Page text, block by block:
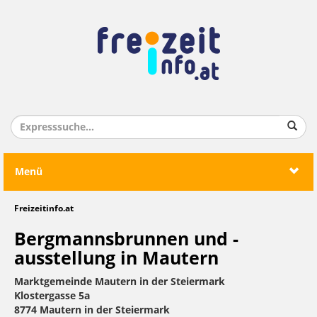
Menü
Freizeitinfo.at
Bergmannsbrunnen und -
ausstellung in Mautern
Marktgemeinde Mautern in der Steiermark
Klostergasse 5a
8774 Mautern in der Steiermark